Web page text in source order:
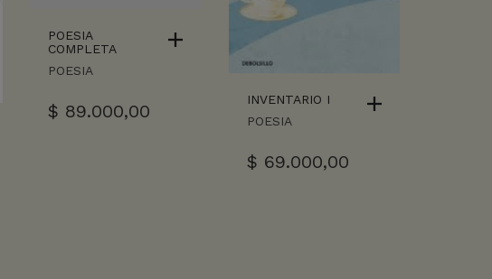
POESIA
COMPLETA
POESIA
$ 89.000,00
INVENTARIO I
POESIA
$ 69.000,00